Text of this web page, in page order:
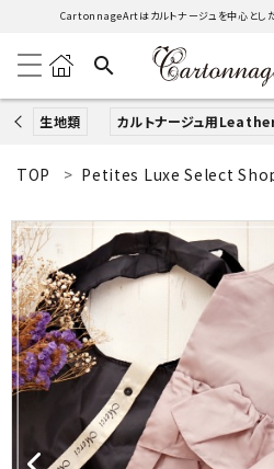
CartonnageArtはカルトナージュを中心とし
search
生地類 カルトナージュ用
ACCOUNT MENU
ようこそ ゲスト 様
ログイン
カルトナージュLeather用
TOP Petites Luxe Select